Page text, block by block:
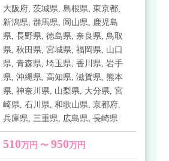
大阪府,茨城県,島根県,東京都,
新潟県,群馬県, 岡山県, 鹿児島
県,長野県,徳島県,奈良県,鳥取
県,秋田県,宮城県,福岡県, 山口
県,青森県,埼玉県,香川県,岩手
県,沖縄県, 高知県,滋賀県,熊本
県,神奈川県, 山梨県, 大分県,宮
崎県,石川県,和歌山県,京都府,
兵庫県,三重県, 広島県,長崎県
510万円 〜950万円